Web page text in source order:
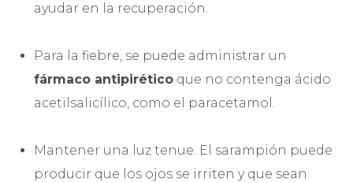
ayudar en la recuperación.
Para la fiebre, se puede administrar un
fármaco antipirético que no contenga ácido
acetilsalicílico, como el paracetamol.
Mantener una luz tenue. El sarampión puede
producir que los ojos se irriten y que sean